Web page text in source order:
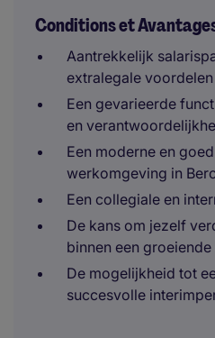
Conditions et
Aantrekkelijk
extralegale voordelen
Een gevarieerde
en
Een moderne en
werkomgeving in
Een collegiale en
De kans om jezelf
binnen een
De mogelijkheid tot
succesvolle